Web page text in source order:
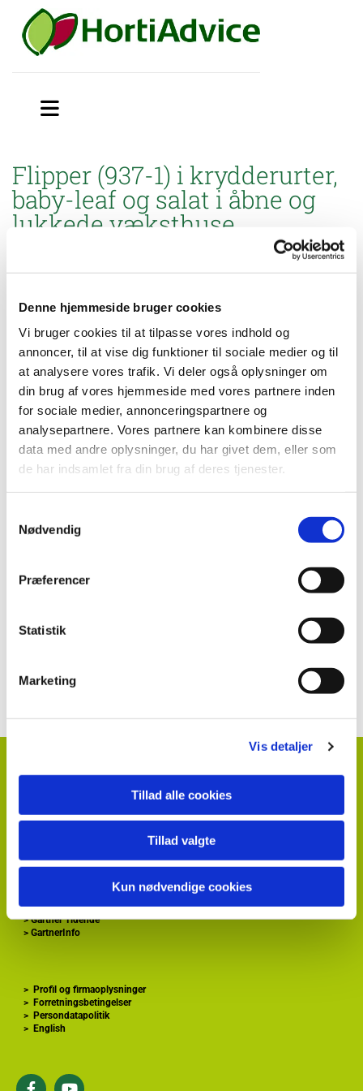
Denne hjemmeside bruger cookies
Vi bruger cookies til at tilpasse vores indhold og
annoncer, til at vise dig funktioner til sociale medier og til
at analysere vores trafik. Vi deler også oplysninger om
din brug af vores hjemmeside med vores partnere inden
for sociale medier, annonceringspartnere og
analysepartnere. Vores partnere kan kombinere disse
data med andre oplysninger, du har givet dem, eller som
de har indsamlet fra din brug af deres tjenester.
Nødvendig
Præferencer
Statistik
Marketing
Vis detaljer
Tillad alle cookies
Tillad valgte
Kun nødvendige cookies
Flipper (937-1) i krydderurter,
baby-leaf og salat i åbne og
lukkede væksthuse
anvendelse af Flipper (937-1) mod skadedyr i krydderurter, baby-
Husk at Flipper skal anvendes sammen med Dynex.
Blandingen må gerne anvendes i økologi.
Brugsanvisning
Flipper (937-1) i krydderurter, baby-leaf og salat
Se mere:
kontakt@hortiadvice.dk
>Gartnershop
>Gartner Tidende
> GartnerInfo
> Profil og firmaoplysninger
> Forretningsbetingelser
> Persondatapolitik
> English